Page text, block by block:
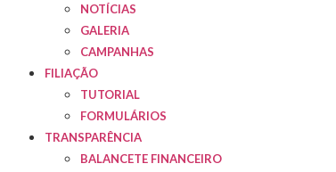
NOTÍCIAS
GALERIA
CAMPANHAS
FILIAÇÃO
TUTORIAL
FORMULÁRIOS
TRANSPARÊNCIA
BALANCETE FINANCEIRO